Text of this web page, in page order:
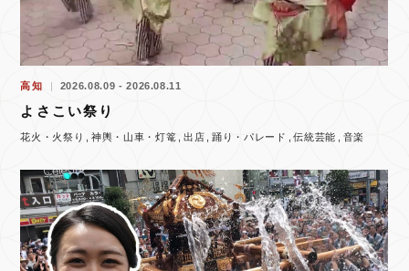
高知 2026.08.09 - 2026.08.11
よさこい祭り
花火・火祭り 神輿・山車・灯篭 出店 踊り・パレード 伝統芸能 音楽